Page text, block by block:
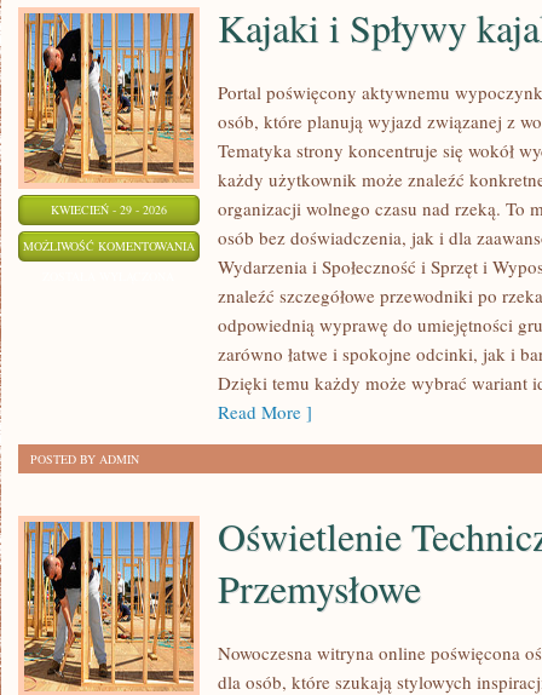
KWIECIEŃ - 29 - 2026
MOŻLIWOŚĆ KOMENTOWANIA KAJAKI
SPŁYWY
KAJAKOWE
Kajaki i Spływy
Portal poświęcony aktywnemu
osób, które planują wyjazd związanej z
Tematyka strony koncentruje się wokół
każdy użytkownik może znaleźć
organizacji wolnego czasu nad rzeką. To
osób bez doświadczenia, jak i dla
Wydarzenia i Społeczność i Sprzęt i
znaleźć szczegółowe przewodniki po
odpowiednią wyprawę do umiejętności
zarówno łatwe i spokojne odcinki, jak i
Dzięki temu każdy może wybrać wariant
Read More ]
POSTED BY ADMIN
Oświetlenie
Przemysłowe
Nowoczesna witryna online poświęcona
dla osób, które szukają stylowych